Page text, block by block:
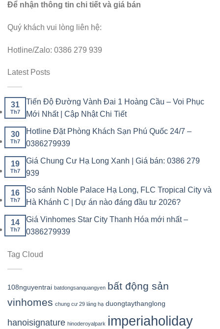
Để nhận thông tin chi tiết và giá bán
Quý khách vui lòng liên hệ:
Hotline/Zalo: 0386 279 939
Latest Posts
31
Th7
Tiến Độ Đường Vành Đai 1 Hoàng Cầu – Voi Phục
Mới Nhất | Cập Nhật Chi Tiết
30
Th7
Hotline Đặt Phòng Khách Sạn Phú Quốc 24/7 –
0386279939
19
Th7
Giá Chung Cư Hạ Long Xanh | Giá bán: 0386 279
939
16
Th7
So sánh Noble Palace Hạ Long, FLC Tropical City và
Hà Khánh C | Dự án nào đáng đầu tư 2026?
14
Th7
Giá Vinhomes Star City Thanh Hóa mới nhất –
0386279939
Tag Cloud
108nguyentrai batdongsanquangyen bất động sản
vinhomes chung cư 29 láng hạ duongtaythanglong
hanoisignature hinoderoyalpark imperiaholiday